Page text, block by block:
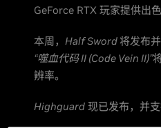
GeForce RTX 玩家提供出色
本周，Half Sword将发布
“噬血代码 II (Code Vein II)”
辨率。
Highguard 现已发布，并支